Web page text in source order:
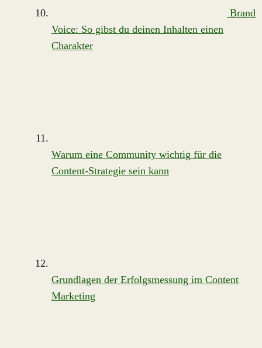
Brand
Voice: So gibst du deinen Inhalten einen
Charakter
Warum eine Community wichtig für die
Content-Strategie sein kann
Grundlagen der Erfolgsmessung im Content
Marketing